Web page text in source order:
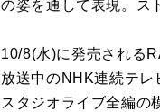
の姿を通して表現。ス
10/8(水)に発売される
放送中のNHK連続テ
スタジオライブ全編の